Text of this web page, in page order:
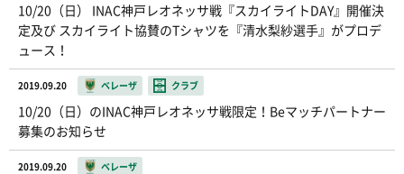
10/20（日） INAC神戸レオネッサ戦『スカイライトDAY』開催決
定及び スカイライト協賛のTシャツを『清水梨紗選手』がプロデ
ュース！
2019.09.20 ベレーザ クラブ
10/20（日）のINAC神戸レオネッサ戦限定！Beマッチパートナー
募集のお知らせ
2019.09.20 ベレーザ